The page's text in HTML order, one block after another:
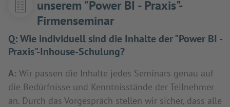
unserem "Power BI - Praxis"-
Firmenseminar
Q:Wie individuell sind die Inhalte der "Power BI -
Praxis"-Inhouse-Schulung?
A: Wir passen die Inhalte jedes Seminars genau auf
die Bedürfnisse und Kenntnisstände der Teilnehmer
an. Durch das Vorgespräch stellen wir sicher, dass alle